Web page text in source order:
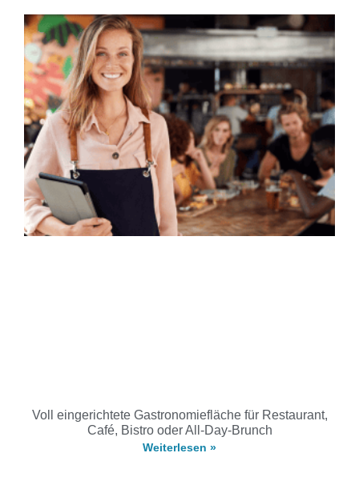
Voll eingerichtete Gastronomiefläche für Restaurant,
Café, Bistro oder All-Day-Brunch
Weiterlesen »